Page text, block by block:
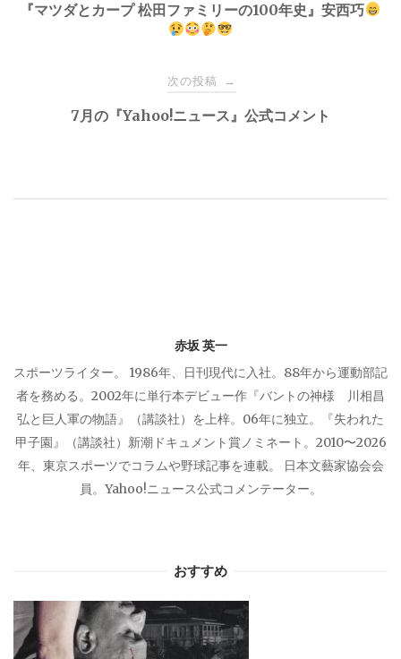
稿
『マツダとカープ 松田ファミリーの100年史』安西巧
次の投稿 →
7月の『Yahoo!ニュース』公式コメント
赤坂 英一
スポーツライター。 1986年、日刊現代に入社。88年から運動部記
者を務める。2002年に単行本デビュー作『バントの神様 川相昌
弘と巨人軍の物語』（講談社）を上梓。06年に独立。『失われた
甲子園』（講談社）新潮ドキュメント賞ノミネート。2010〜2026
年、東京スポーツでコラムや野球記事を連載。 日本文藝家協会会
員。Yahoo!ニュース公式コメンテーター。
おすすめ